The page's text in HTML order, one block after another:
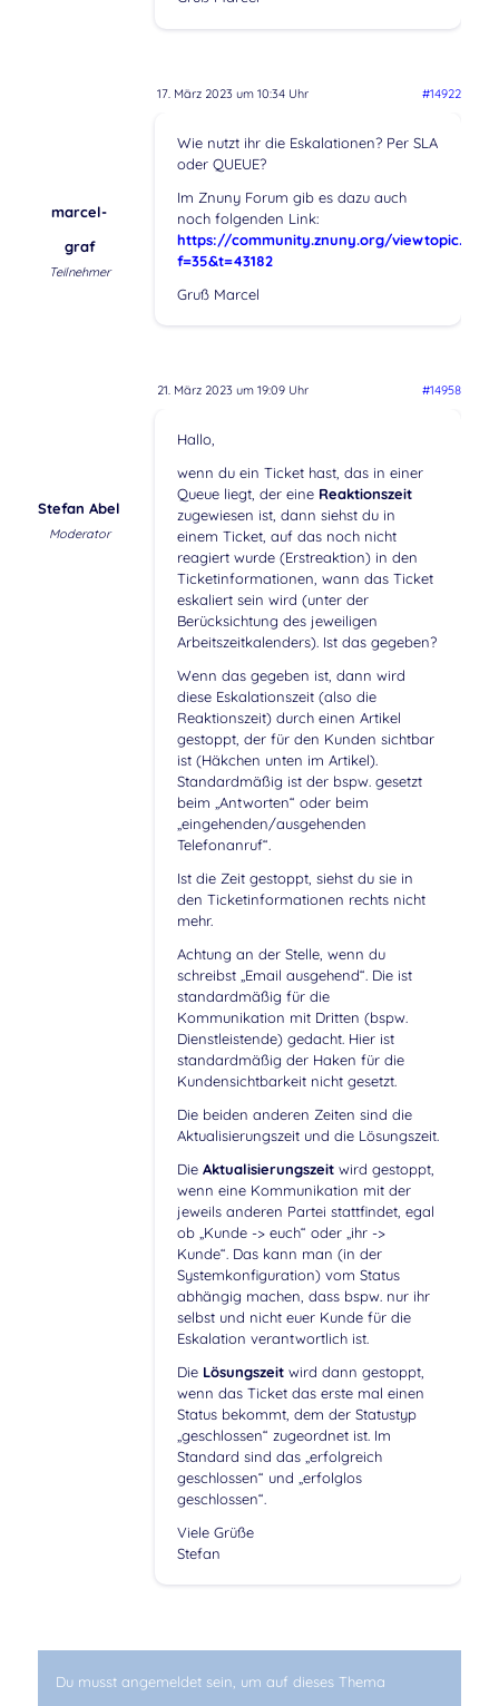
17. März 2023 um 10:34 Uhr #14922
marcel-
graf
Teilnehmer
Wie nutzt ihr die Eskalationen? Per SLA
oder QUEUE?
Im Znuny Forum gib es dazu auch
noch folgenden Link:
https://community.znuny.org/viewtopic.php?
f=35&t=43182
Gruß Marcel
21. März 2023 um 19:09 Uhr #14958
Stefan Abel
Moderator
Hallo,
wenn du ein Ticket hast, das in einer
Queue liegt, der eine Reaktionszeit
zugewiesen ist, dann siehst du in
einem Ticket, auf das noch nicht
reagiert wurde (Erstreaktion) in den
Ticketinformationen, wann das Ticket
eskaliert sein wird (unter der
Berücksichtung des jeweiligen
Arbeitszeitkalenders). Ist das gegeben?
Wenn das gegeben ist, dann wird
diese Eskalationszeit (also die
Reaktionszeit) durch einen Artikel
gestoppt, der für den Kunden sichtbar
ist (Häkchen unten im Artikel).
Standardmäßig ist der bspw. gesetzt
beim „Antworten“ oder beim
„eingehenden/ausgehenden
Telefonanruf“.
Ist die Zeit gestoppt, siehst du sie in
den Ticketinformationen rechts nicht
mehr.
Achtung an der Stelle, wenn du
schreibst „Email ausgehend“. Die ist
standardmäßig für die
Kommunikation mit Dritten (bspw.
Dienstleistende) gedacht. Hier ist
standardmäßig der Haken für die
Kundensichtbarkeit nicht gesetzt.
Die beiden anderen Zeiten sind die
Aktualisierungszeit und die Lösungszeit.
Die Aktualisierungszeitwird gestoppt,
wenn eine Kommunikation mit der
jeweils anderen Partei stattfindet, egal
ob „Kunde -> euch“ oder „ihr ->
Kunde“. Das kann man (in der
Systemkonfiguration) vom Status
abhängig machen, dass bspw. nur ihr
selbst und nicht euer Kunde für die
Eskalation verantwortlich ist.
Die Lösungszeitwird dann gestoppt,
wenn das Ticket das erste mal einen
Status bekommt, dem der Statustyp
„geschlossen“ zugeordnet ist. Im
Standard sind das „erfolgreich
geschlossen“ und „erfolglos
geschlossen“.
Viele Grüße
Stefan
Du musst angemeldet sein, um auf dieses Thema